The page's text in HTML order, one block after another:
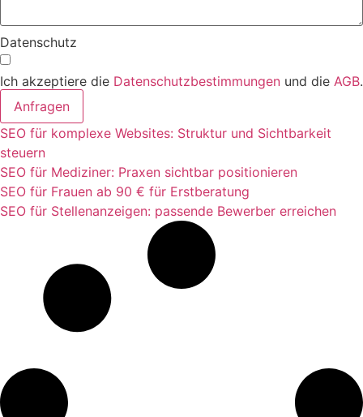
Datenschutz
Ich akzeptiere die Datenschutzbestimmungen und die AGB.
Anfragen
SEO für komplexe Websites: Struktur und Sichtbarkeit
steuern
SEO für Mediziner: Praxen sichtbar positionieren
SEO für Frauen ab 90 € für Erstberatung
SEO für Stellenanzeigen: passende Bewerber erreichen